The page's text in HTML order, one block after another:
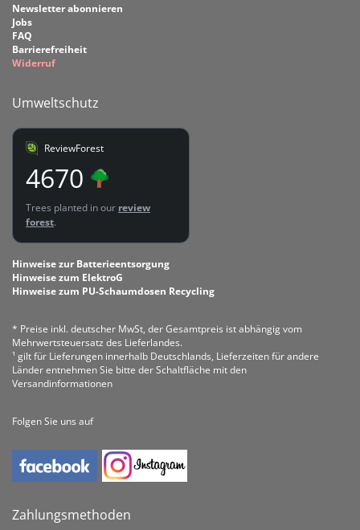
Newsletter abonnieren
Jobs
FAQ
Barrierefreiheit
Widerruf
Umweltschutz
ReviewForest
4670
Trees planted in our review
forest.
Hinweise zur Batterieentsorgung
Hinweise zum ElektroG
Hinweise zum PU-Schaumdosen Recycling
* Preise inkl. deutscher MwSt, der Gesamtpreis ist abhängig vom
Mehrwertsteuersatz des Lieferlandes.
¹ gilt für Lieferungen innerhalb Deutschlands, Lieferzeiten für andere
Länder entnehmen Sie bitte der Schaltfläche mit den
Versandinformationen
Folgen Sie uns auf
Zahlungsmethoden